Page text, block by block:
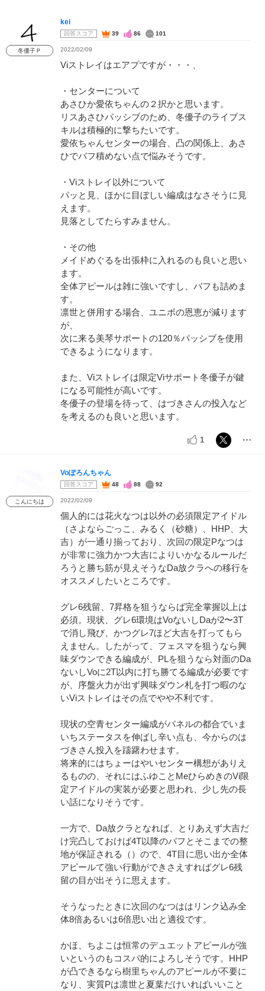
冬優子Ｐ
kei
回答スコア 39 86 101
2022/02/09
Viストレイはエアプですが・・・、
・センターについて
あさひか愛依ちゃんの２択かと思います。
リスあさひパッシブのため、冬優子のライブス
キルは積極的に撃ちたいです。
愛依ちゃんセンターの場合、凸の関係上、あさ
ひでバフ積めない点で悩みそうです。
・Viストレイ以外について
パッと見、ほかに目ぼしい編成はなさそうに見
えます。
見落としてたらすみません。
・その他
メイドめぐるを出張枠に入れるのも良いと思い
ます。
全体アピールは雑に強いですし、バフも詰めま
す。
凛世と併用する場合、ユニボの恩恵が減ります
が、
次に来る美琴サポートの120％パッシブを使用
できるようになります。
また、Viストレイは限定Viサポート冬優子が鍵
になる可能性が高いです。
冬優子の登場を待って、はづきさんの投入など
を考えるのも良いと思います。
1
こんにちは
Voぽろんちゃん
回答スコア 48 88 92
2022/02/09
個人的には花火なつは以外の必須限定アイドル
（さよならごっこ、みるく（砂糖）、HHP、大
吉）が一通り揃っており、次回の限定Pなつは
が非常に強力かつ大吉によりいかなるルールだ
ろうと勝ち筋が見えそうなDa放クラへの移行を
オススメしたいところです。
グレ6残留、7昇格を狙うならば完全掌握以上は
必須。現状、グレ6環境はVoないしDaが2〜3T
で消し飛び、かつグレ7ほど大吉を打ってもら
えません。したがって、フェスマを狙うなら興
味ダウンできる編成が、PLを狙うなら対面のDa
ないしVoに2T以内に打ち勝てる編成が必要です
が、序盤火力が出ず興味ダウン札を打つ暇のな
いViストレイはその点でやや不利です。
現状の空青センター編成がパネルの都合でいま
いちステータスを伸ばし辛い点も、今からのは
づきさん投入を躊躇わせます。
将来的にはちょーはやいセンター構想がありえ
るものの、それにはふゆことMeひらめきのVi限
定アイドルの実装が必要と思われ、少し先の長
い話になりそうです。
一方で、Da放クラとなれば、とりあえず大吉だ
け完凸しておけば4T以降のバフとそこまでの整
地が保証される（）ので、4T目に思い出か全体
アピールて強い行動ができさえすればグレ6残
留の目が出そうに思えます。
そうなったときに次回のなつははリンク込み全
体8倍あるいは6倍思い出と適役です。
かほ、ちよこは恒常のデュエットアピールが強
いというのもコスパ的によろしそうです。HHP
が凸できるなら樹里ちゃんのアピールが不要に
なり、実質Pは凛世と夏葉だけいればいいこと